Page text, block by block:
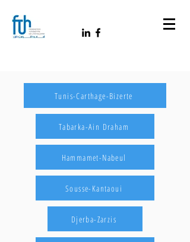
Tunis-Carthage-Bizerte
Tabarka-Ain Draham
Hammamet-Nabeul
Sousse-Kantaoui
Djerba-Zarzis